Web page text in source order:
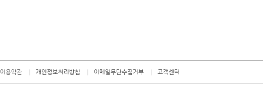
이용약관 개인정보처리방침 이메일무단수집거부 고객센터